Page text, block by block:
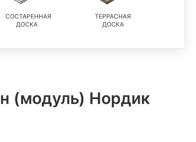
СОСТАРЕННАЯ
ДОСКА
ТЕРРАСНАЯ
ДОСКА
(модуль) Нордик